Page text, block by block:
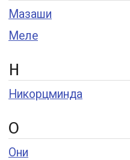
Мазаши
Меле
Н
Никорцминда
О
Они